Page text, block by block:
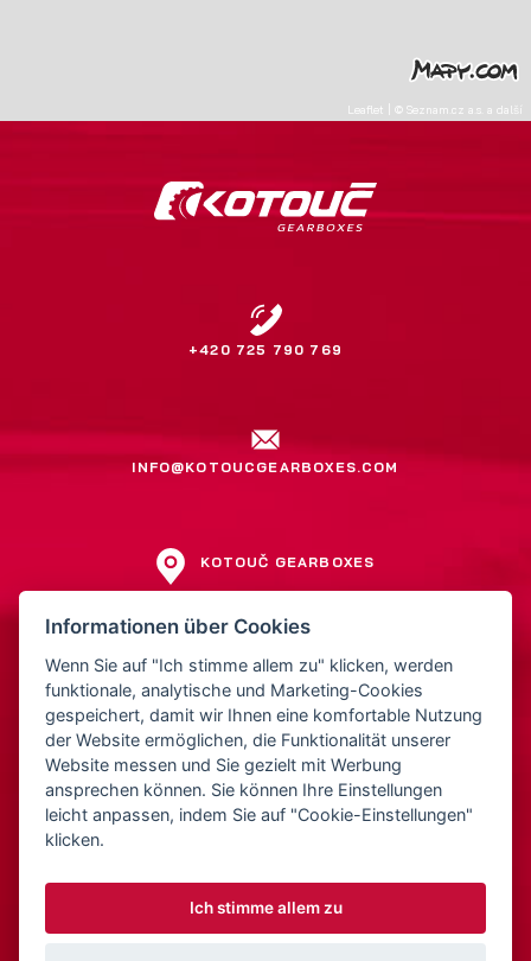
Leaflet ©Seznam.cz a.s. a další
+420 725 790 769
INFO@KOTOUCGEARBOXES.COM
KOTOUČ GEARBOXES
Jiří Kotouč
Přerovská 561
752 01 Kojetín
Tschechien
IČ: 15522211
DIČ: CZ5810221252
Informationen über Cookies
Wenn Sie auf "Ich stimme allem zu" klicken, werden
funktionale, analytische und Marketing-Cookies
gespeichert, damit wir Ihnen eine komfortable Nutzung
der Website ermöglichen, die Funktionalität unserer
Website messen und Sie gezielt mit Werbung
ansprechen können. Sie können Ihre Einstellungen
leicht anpassen, indem Sie auf "Cookie-Einstellungen"
klicken.
Ich stimme allem zu